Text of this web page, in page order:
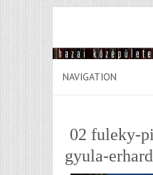
02 fuleky-
gyula-